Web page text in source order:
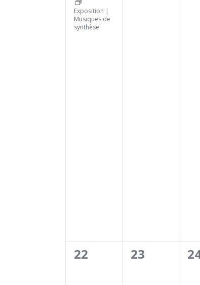
Exposition |
Musiques de
synthèse
0
22
0
23
0